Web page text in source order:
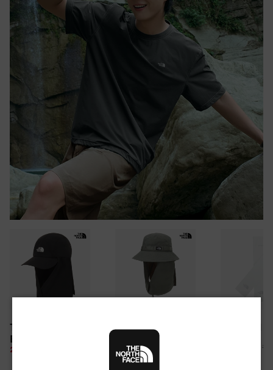
TNF LIGHT SHIELD
EX CAP
28%
CAMP WEBBING
SHIELD HAT
67,500 원
10% 26,100 원
여름 탈출 원정대
뉴질랜드 & 제주도 여행권 증정 찬스